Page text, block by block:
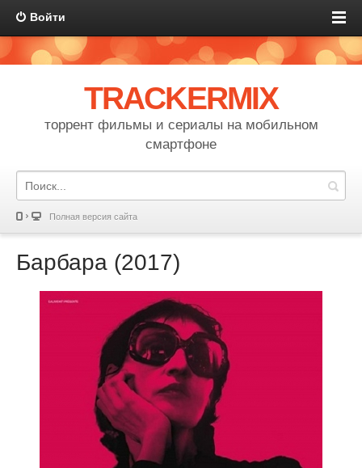
Войти
TRACKERMIX
торрент фильмы и сериалы на мобильном
смартфоне
Полная версия сайта
Барбара (2017)